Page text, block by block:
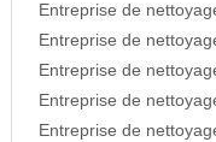
Entreprise de
Entreprise de
Entreprise de
Entreprise de
Entreprise de